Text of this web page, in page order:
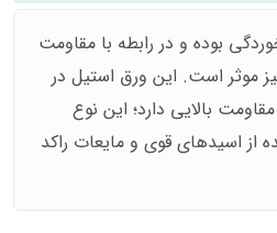
به خوردگی بوده و در رابطه با مقاومت
موثر است. این ورق استیل در
بالایی دارد؛ این نوع
از اسیدهای قوی و مایعات راکد